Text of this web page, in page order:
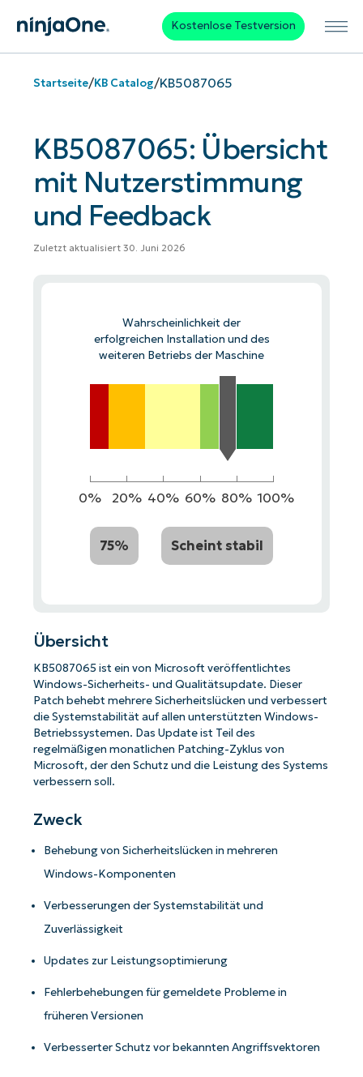
Kostenlose Testversion
Startseite/KB Catalog/KB5087065
KB5087065: Übersicht
mit Nutzerstimmung
und Feedback
Zuletzt aktualisiert 30. Juni 2026
Wahrscheinlichkeit der
erfolgreichen Installation und des
weiteren Betriebs der Maschine
0% 20% 40% 60% 80% 100%
75% Scheint stabil
Übersicht
KB5087065 ist ein von Microsoft veröffentlichtes
Windows-Sicherheits- und Qualitätsupdate. Dieser
Patch behebt mehrere Sicherheitslücken und verbessert
die Systemstabilität auf allen unterstützten Windows-
Betriebssystemen. Das Update ist Teil des
regelmäßigen monatlichen Patching-Zyklus von
Microsoft, der den Schutz und die Leistung des Systems
verbessern soll.
Zweck
Behebung von Sicherheitslücken in mehreren
Windows-Komponenten
Verbesserungen der Systemstabilität und
Zuverlässigkeit
Updates zur Leistungsoptimierung
Fehlerbehebungen für gemeldete Probleme in
früheren Versionen
Verbesserter Schutz vor bekannten Angriffsvektoren